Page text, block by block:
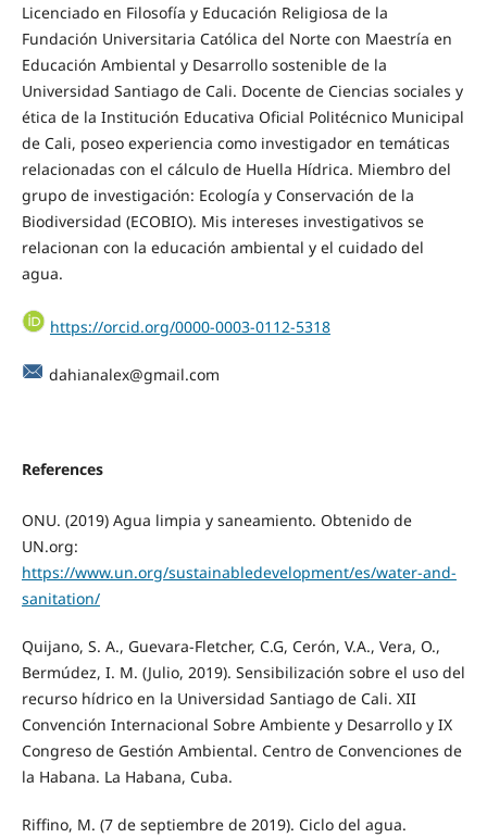
Licenciado en Filosofía y Educación Religiosa de la
Fundación Universitaria Católica del Norte con Maestría en
Educación Ambiental y Desarrollo sostenible de la
Universidad Santiago de Cali. Docente de Ciencias sociales y
ética de la Institución Educativa Oficial Politécnico Municipal
de Cali, poseo experiencia como investigador en temáticas
relacionadas con el cálculo de Huella Hídrica. Miembro del
grupo de investigación: Ecología y Conservación de la
Biodiversidad (ECOBIO). Mis intereses investigativos se
relacionan con la educación ambiental y el cuidado del
agua.
https://orcid.org/0000-0003-0112-5318
dahianalex@gmail.com
References
ONU. (2019) Agua limpia y saneamiento. Obtenido de
UN.org:
https://www.un.org/sustainabledevelopment/es/water-and-
sanitation/
Quijano, S. A., Guevara-Fletcher, C.G, Cerón, V.A., Vera, O.,
Bermúdez, I. M. (Julio, 2019). Sensibilización sobre el uso del
recurso hídrico en la Universidad Santiago de Cali. XII
Convención Internacional Sobre Ambiente y Desarrollo y IX
Congreso de Gestión Ambiental. Centro de Convenciones de
la Habana. La Habana, Cuba.
Riffino, M. (7 de septiembre de 2019). Ciclo del agua.